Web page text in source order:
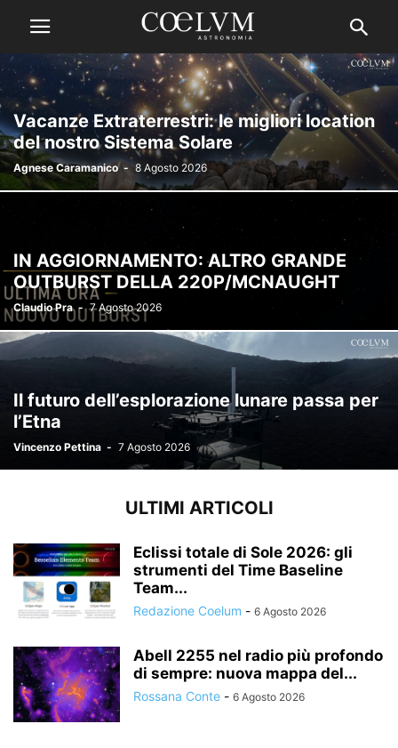
Vacanze Extraterrestri: le migliori location
del nostro Sistema Solare
Agnese Caramanico - 8 Agosto 2026
IN AGGIORNAMENTO: ALTRO GRANDE
OUTBURST DELLA 220P/MCNAUGHT
Claudio Pra - 7 Agosto 2026
Il futuro dell’esplorazione lunare passa per
l’Etna
Vincenzo Pettina - 7 Agosto 2026
ULTIMI ARTICOLI
Eclissi totale di Sole 2026: gli
strumenti del Time Baseline
Team...
Redazione Coelum - 6 Agosto 2026
Abell 2255 nel radio più profondo
di sempre: nuova mappa del...
Rossana Conte - 6 Agosto 2026